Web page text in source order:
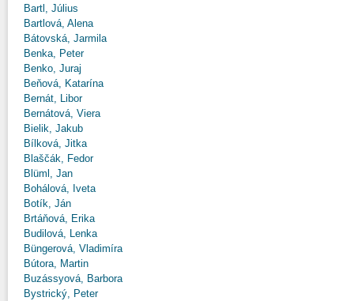
Bartl, Július
Bartlová, Alena
Bátovská, Jarmila
Benka, Peter
Benko, Juraj
Beňová, Katarína
Bernát, Libor
Bernátová, Viera
Bielik, Jakub
Bílková, Jitka
Blaščák, Fedor
Blüml, Jan
Bohálová, Iveta
Botík, Ján
Brtáňová, Erika
Budilová, Lenka
Büngerová, Vladimíra
Bútora, Martin
Buzássyová, Barbora
Bystrický, Peter